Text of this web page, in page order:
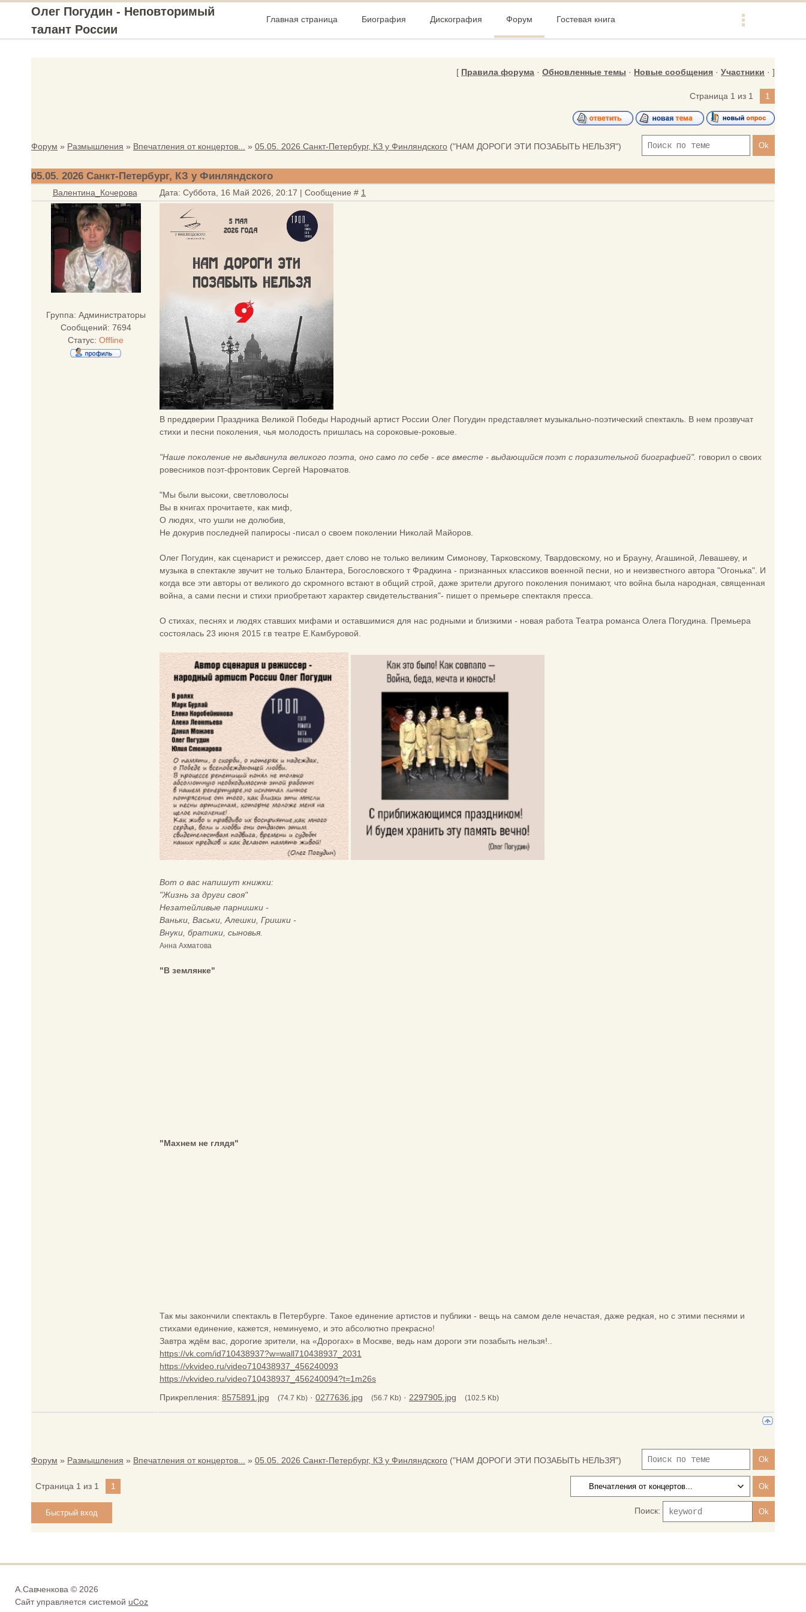
Олег Погудин - Неповторимый
талант России
Главная страница Биография Дискография Форум Гостевая книга
[ Правила форума · Обновленные темы · Новые сообщения · Участники · ]
Страница 1 из 1 1
Форум » Размышления » Впечатления от концертов... » 05.05. 2026 Санкт-Петербург, КЗ у Финляндского ("НАМ ДОРОГИ ЭТИ ПОЗАБЫТЬ НЕЛЬЗЯ")
05.05. 2026 Санкт-Петербург, КЗ у Финляндского
Валентина_Кочерова Дата: Суббота, 16 Май 2026, 20:17 | Сообщение # 1
Группа: Администраторы
Сообщений: 7694
Статус: Offline
В преддверии Праздника Великой Победы Народный артист России Олег Погудин представляет музыкально-поэтический спектакль. В нем прозвучат
стихи и песни поколения, чья молодость пришлась на сороковые-роковые.
"Наше поколение не выдвинула великого поэта, оно само по себе - все вместе - выдающийся поэт с поразительной биографией". говорил о своих
ровесников поэт-фронтовик Сергей Наровчатов.
"Мы были высоки, светловолосы
Вы в книгах прочитаете, как миф,
О людях, что ушли не долюбив,
Не докурив последней папиросы -писал о своем поколении Николай Майоров.
Олег Погудин, как сценарист и режиссер, дает слово не только великим Симонову, Тарковскому, Твардовскому, но и Брауну, Агашиной, Левашеву, и
музыка в спектакле звучит не только Блантера, Богословского т Фрадкина - признанных классиков военной песни, но и неизвестного автора "Огонька". И
когда все эти авторы от великого до скромного встают в общий строй, даже зрители другого поколения понимают, что война была народная, священная
война, а сами песни и стихи приобретают характер свидетельствания"- пишет о премьере спектакля пресса.
О стихах, песнях и людях ставших мифами и оставшимися для нас родными и близкими - новая работа Театра романса Олега Погудина. Премьера
состоялась 23 июня 2015 г.в театре Е.Камбуровой.
Вот о вас напишут книжки:
"Жизнь за други своя"
Незатейливые парнишки -
Ваньки, Васьки, Алешки, Гришки -
Внуки, братики, сыновья.
Анна Ахматова
"В землянке"
"Махнем не глядя"
Так мы закончили спектакль в Петербурге. Такое единение артистов и публики - вещь на самом деле нечастая, даже редкая, но с этими песнями и
стихами единение, кажется, неминуемо, и это абсолютно прекрасно!
Завтра ждём вас, дорогие зрители, на «Дорогах» в Москве, ведь нам дороги эти позабыть нельзя!..
https://vk.com/id710438937?w=wall710438937_2031
https://vkvideo.ru/video710438937_456240093
https://vkvideo.ru/video710438937_456240094?t=1m26s
Прикрепления: 8575891.jpg (74.7 Kb) · 0277636.jpg (56.7 Kb) · 2297905.jpg (102.5 Kb)
Форум » Размышления » Впечатления от концертов... » 05.05. 2026 Санкт-Петербург, КЗ у Финляндского ("НАМ ДОРОГИ ЭТИ ПОЗАБЫТЬ НЕЛЬЗЯ")
Страница 1 из 1 1
Поиск:
А.Савченкова © 2026
Сайт управляется системой uCoz